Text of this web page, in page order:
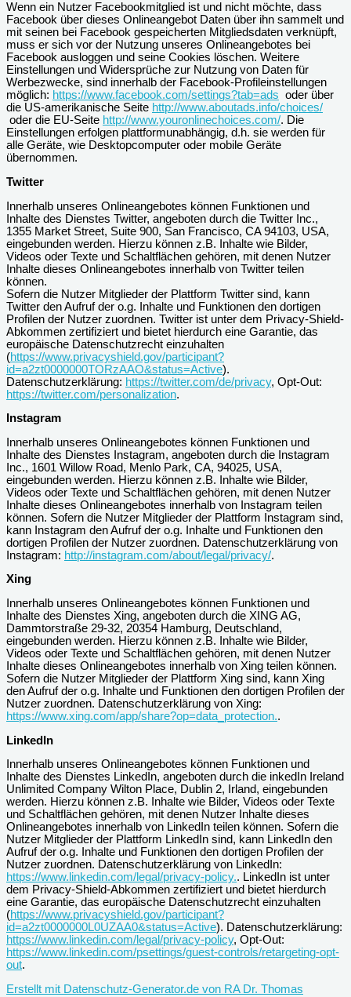
Wenn ein Nutzer Facebookmitglied ist und nicht möchte, dass
Facebook über dieses Onlineangebot Daten über ihn sammelt und
mit seinen bei Facebook gespeicherten Mitgliedsdaten verknüpft,
muss er sich vor der Nutzung unseres Onlineangebotes bei
Facebook ausloggen und seine Cookies löschen. Weitere
Einstellungen und Widersprüche zur Nutzung von Daten für
Werbezwecke, sind innerhalb der Facebook-Profileinstellungen
möglich: https://www.facebook.com/settings?tab=ads oder über
die US-amerikanische Seite http://www.aboutads.info/choices/
oder die EU-Seite http://www.youronlinechoices.com/. Die
Einstellungen erfolgen plattformunabhängig, d.h. sie werden für
alle Geräte, wie Desktopcomputer oder mobile Geräte
übernommen.
Twitter
Innerhalb unseres Onlineangebotes können Funktionen und
Inhalte des Dienstes Twitter, angeboten durch die Twitter Inc.,
1355 Market Street, Suite 900, San Francisco, CA 94103, USA,
eingebunden werden. Hierzu können z.B. Inhalte wie Bilder,
Videos oder Texte und Schaltflächen gehören, mit denen Nutzer
Inhalte dieses Onlineangebotes innerhalb von Twitter teilen
können.
Sofern die Nutzer Mitglieder der Plattform Twitter sind, kann
Twitter den Aufruf der o.g. Inhalte und Funktionen den dortigen
Profilen der Nutzer zuordnen. Twitter ist unter dem Privacy-Shield-
Abkommen zertifiziert und bietet hierdurch eine Garantie, das
europäische Datenschutzrecht einzuhalten
(https://www.privacyshield.gov/participant?
id=a2zt0000000TORzAAO&status=Active).
Datenschutzerklärung: https://twitter.com/de/privacy, Opt-Out:
https://twitter.com/personalization.
Instagram
Innerhalb unseres Onlineangebotes können Funktionen und
Inhalte des Dienstes Instagram, angeboten durch die Instagram
Inc., 1601 Willow Road, Menlo Park, CA, 94025, USA,
eingebunden werden. Hierzu können z.B. Inhalte wie Bilder,
Videos oder Texte und Schaltflächen gehören, mit denen Nutzer
Inhalte dieses Onlineangebotes innerhalb von Instagram teilen
können. Sofern die Nutzer Mitglieder der Plattform Instagram sind,
kann Instagram den Aufruf der o.g. Inhalte und Funktionen den
dortigen Profilen der Nutzer zuordnen. Datenschutzerklärung von
Instagram: http://instagram.com/about/legal/privacy/.
Xing
Innerhalb unseres Onlineangebotes können Funktionen und
Inhalte des Dienstes Xing, angeboten durch die XING AG,
Dammtorstraße 29-32, 20354 Hamburg, Deutschland,
eingebunden werden. Hierzu können z.B. Inhalte wie Bilder,
Videos oder Texte und Schaltflächen gehören, mit denen Nutzer
Inhalte dieses Onlineangebotes innerhalb von Xing teilen können.
Sofern die Nutzer Mitglieder der Plattform Xing sind, kann Xing
den Aufruf der o.g. Inhalte und Funktionen den dortigen Profilen der
Nutzer zuordnen. Datenschutzerklärung von Xing:
https://www.xing.com/app/share?op=data_protection..
LinkedIn
Innerhalb unseres Onlineangebotes können Funktionen und
Inhalte des Dienstes LinkedIn, angeboten durch die inkedIn Ireland
Unlimited Company Wilton Place, Dublin 2, Irland, eingebunden
werden. Hierzu können z.B. Inhalte wie Bilder, Videos oder Texte
und Schaltflächen gehören, mit denen Nutzer Inhalte dieses
Onlineangebotes innerhalb von LinkedIn teilen können. Sofern die
Nutzer Mitglieder der Plattform LinkedIn sind, kann LinkedIn den
Aufruf der o.g. Inhalte und Funktionen den dortigen Profilen der
Nutzer zuordnen. Datenschutzerklärung von LinkedIn:
https://www.linkedin.com/legal/privacy-policy.. LinkedIn ist unter
dem Privacy-Shield-Abkommen zertifiziert und bietet hierdurch
eine Garantie, das europäische Datenschutzrecht einzuhalten
(https://www.privacyshield.gov/participant?
id=a2zt0000000L0UZAA0&status=Active). Datenschutzerklärung:
https://www.linkedin.com/legal/privacy-policy, Opt-Out:
https://www.linkedin.com/psettings/guest-controls/retargeting-opt-
out.
Erstellt mit Datenschutz-Generator.de von RA Dr. Thomas